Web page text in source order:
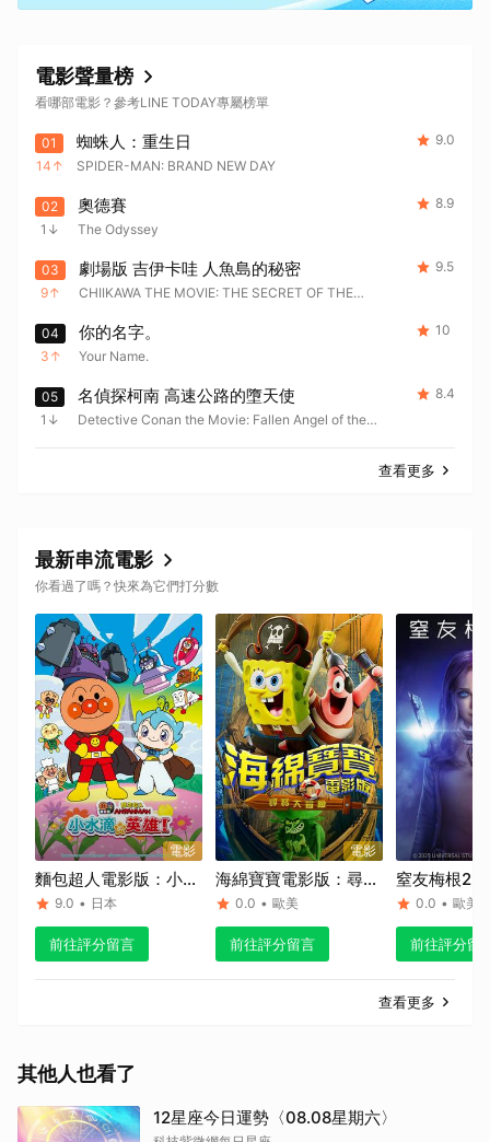
電影聲量榜
看哪部電影？參考LINE TODAY專屬榜單
01
14
蜘蛛人：重生日
SPIDER-MAN: BRAND NEW DAY
9.0
02
1
奧德賽
The Odyssey
8.9
03
9
劇場版 吉伊卡哇 人魚島的秘密
CHIIKAWA THE MOVIE: THE SECRET OF THE
9.5
04
3
你的名字。
Your Name.
10
05
1
名偵探柯南 高速公路的墮天使
Detective Conan the Movie: Fallen Angel of the
8.4
查看更多
最新串流電影
你看過了嗎？快來為它們打分數
電影
麵包超人電影版：小水
滴的英雄！
9.0 • 日本
前往評分留言
電影
海綿寶寶電影版：尋寶
大冒險
0.0 • 歐美
前往評分留言
窒友梅根2.0
0.0 • 歐美
前往評分留
查看更多
其他人也看了
12星座今日運勢〈08.08星期六〉